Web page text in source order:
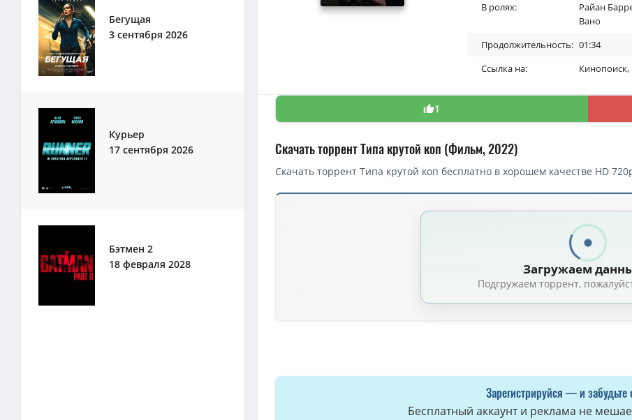
Бегущая
3 сентября 2026
Курьер
17 сентября 2026
Бэтмен 2
18 февраля 2028
В ролях:
Райан
Вано
Продолжительность: 01:34
Ссылка на:
Кинопоиск,
1
Скачать торрент Типа крутой коп (Фильм, 2022)
Скачать торрент Типа крутой коп бесплатно в хорошем качестве HD
Загружаем
Подгружаем торрент,
Зарегистрируйся — и забудьте
Бесплатный аккаунт и реклама не